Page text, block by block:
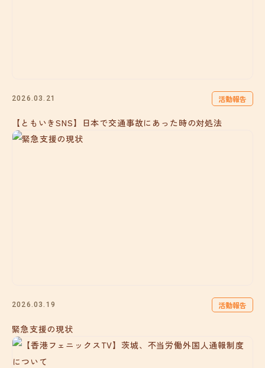
2026.03.21 活動報告
【ともいきSNS】日本で交通事故にあった時の対処法
2026.03.19 活動報告
緊急支援の現状